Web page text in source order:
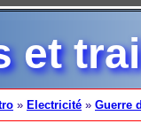
et
» Electricité » Guerre